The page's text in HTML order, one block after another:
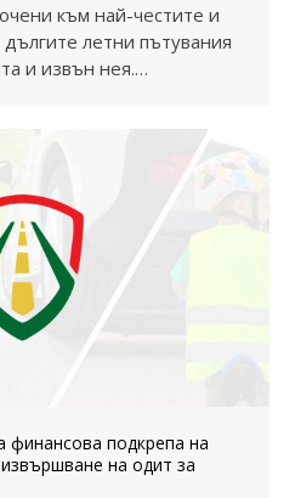
към най-честите и
летни пътувания
и извън нея.…
финансова подкрепа на
на одит за